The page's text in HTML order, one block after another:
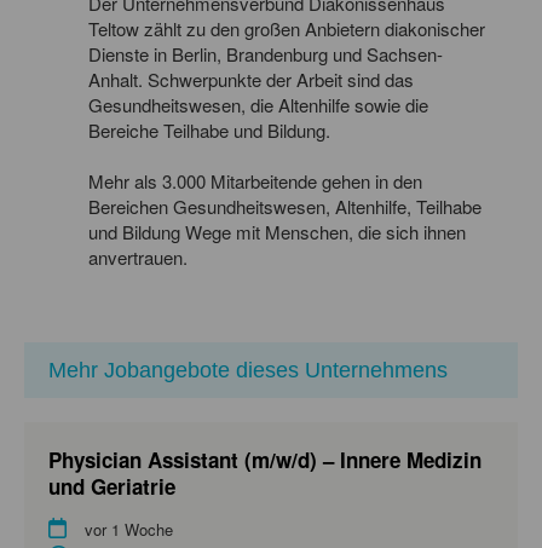
Teltow zählt zu den großen Anbietern diakonischer
Dienste in Berlin, Brandenburg und Sachsen-
Anhalt. Schwerpunkte der Arbeit sind das
Gesundheitswesen, die Altenhilfe sowie die
Bereiche Teilhabe und Bildung.
Mehr als 3.000 Mitarbeitende gehen in den
Bereichen Gesundheitswesen, Altenhilfe, Teilhabe
und Bildung Wege mit Menschen, die sich ihnen
anvertrauen.
Mehr Jobangebote dieses Unternehmens
Physician Assistant (m/w/d) – Innere Medizin
und Geriatrie
vor 1 Woche